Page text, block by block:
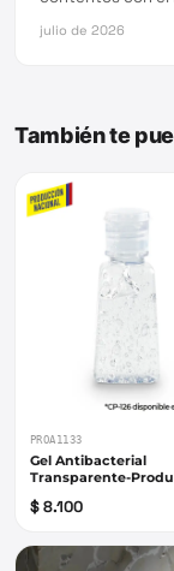
julio de 2026
También te
PROA1133
Gel Antibacterial
Transparente-
$ 8.100